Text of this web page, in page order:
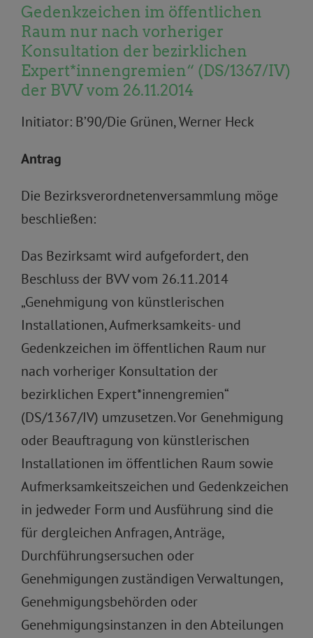
Gedenkzeichen im öffentlichen
Raum nur nach vorheriger
Konsultation der bezirklichen
Expert*innengremien“ (DS/1367/IV)
der BVV vom 26.11.2014
Initiator: B’90/Die Grünen, Werner Heck
Antrag
Die Bezirksverordnetenversammlung möge
beschließen:
Das Bezirksamt wird aufgefordert, den
Beschluss der BVV vom 26.11.2014
„Genehmigung von künstlerischen
Installationen, Aufmerksamkeits- und
Gedenkzeichen im öffentlichen Raum nur
nach vorheriger Konsultation der
bezirklichen Expert*innengremien“
(DS/1367/IV) umzusetzen. Vor Genehmigung
oder Beauftragung von künstlerischen
Installationen im öffentlichen Raum sowie
Aufmerksamkeitszeichen und Gedenkzeichen
in jedweder Form und Ausführung sind die
für dergleichen Anfragen, Anträge,
Durchführungsersuchen oder
Genehmigungen zuständigen Verwaltungen,
Genehmigungsbehörden oder
Genehmigungsinstanzen in den Abteilungen